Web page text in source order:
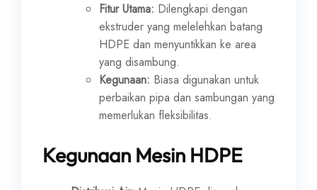
Fitur Utama: Dilengkapi dengan
ekstruder yang melelehkan batang
HDPE dan menyuntikkan ke area
yang disambung.
Kegunaan: Biasa digunakan untuk
perbaikan pipa dan sambungan yang
memerlukan fleksibilitas.
Kegunaan Mesin HDPE